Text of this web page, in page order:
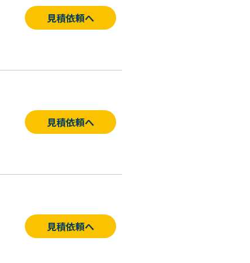
見積依頼へ
見積依頼へ
見積依頼へ